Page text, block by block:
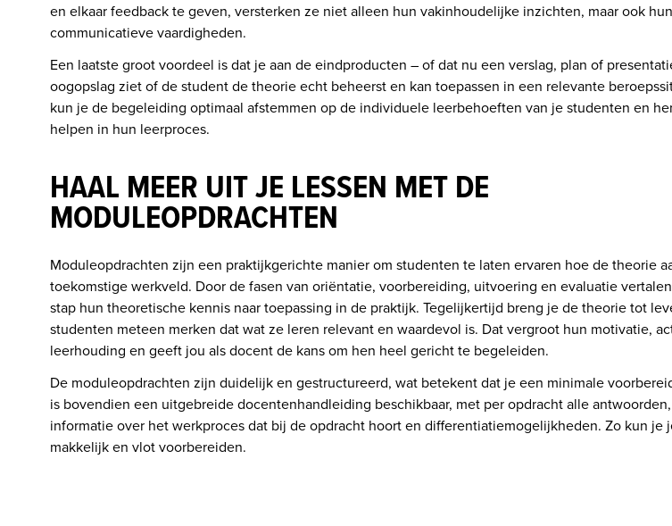
en elkaar feedback te geven, versterken ze niet alleen hun vakinhoudelijke inzichten, maar ook
communicatieve vaardigheden.
Een laatste groot voordeel is dat je aan de eindproducten – of dat nu een verslag, plan of
oogopslag ziet of de student de theorie echt beheerst en kan toepassen in een relevante
kun je de begeleiding optimaal afstemmen op de individuele leerbehoeften van je studenten en
helpen in hun leerproces.
HAAL MEER UIT JE LESSEN MET DE
MODULEOPDRACHTEN
Moduleopdrachten zijn een praktijkgerichte manier om studenten te laten ervaren hoe de theorie
toekomstige werkveld. Door de fasen van oriëntatie, voorbereiding, uitvoering en evaluatie
stap hun theoretische kennis naar toepassing in de praktijk. Tegelijkertijd breng je de theorie tot
studenten meteen merken dat wat ze leren relevant en waardevol is. Dat vergroot hun motivatie,
leerhouding en geeft jou als docent de kans om hen heel gericht te begeleiden.
De moduleopdrachten zijn duidelijk en gestructureerd, wat betekent dat je een minimale
is bovendien een uitgebreide docentenhandleiding beschikbaar, met per opdracht alle
informatie over het werkproces dat bij de opdracht hoort en differentiatiemogelijkheden. Zo kun je
makkelijk en vlot voorbereiden.